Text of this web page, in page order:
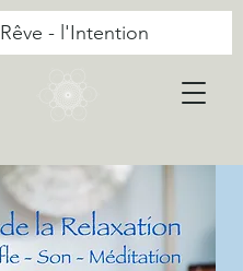
Rêve - l'Intention